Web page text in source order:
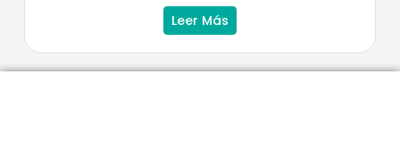
Leer Más